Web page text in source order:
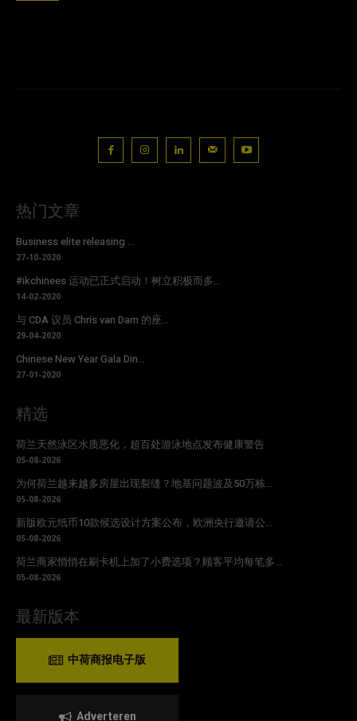
热门文章
Business elite releasing ...
27-10-2020
#ikchinees 运动已正式启动！树立积极而多...
14-02-2020
与 CDA 议员 Chris van Dam 的座...
29-04-2020
Chinese New Year Gala Din...
27-01-2020
精选
荷兰天然泳区水质恶化，超百处游泳地点发布健康警告
05-08-2026
为何荷兰越来越多房屋出现裂缝？地基问题波及50万栋...
05-08-2026
新版欧元纸币10款候选设计方案公布，欧洲央行邀请公...
05-08-2026
荷兰商家悄悄在刷卡机上加了小费选项？顾客平均每笔多...
05-08-2026
最新版本
中荷商报电子版
Adverteren